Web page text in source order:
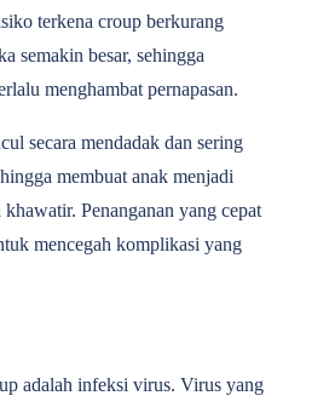
terkena croup berkurang
semakin besar, sehingga
menghambat pernapasan.
secara mendadak dan sering
membuat anak menjadi
Penanganan yang cepat
mencegah komplikasi yang
adalah infeksi virus. Virus yang